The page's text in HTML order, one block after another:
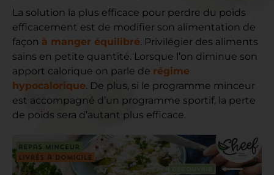
La solution la plus efficace pour perdre du poids
efficacement est de modifier son alimentation de
façon à manger équilibré. Privilégier des aliments
sains en petite quantité. Lorsque l’on diminue son
apport calorique on parle de régime
hypocalorique. De plus, si le programme minceur
est accompagné d’un programme sportif, la perte
de poids sera d’autant plus efficace.